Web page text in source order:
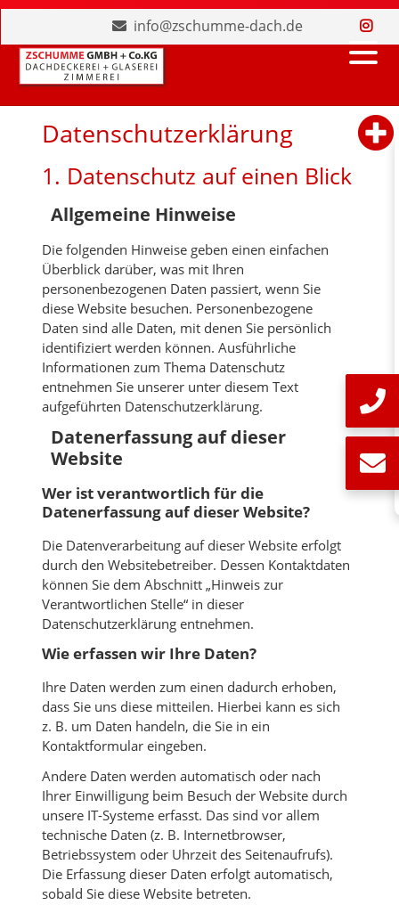
info@zschumme-dach.de
Datenschutz­erklärung
1. Datenschutz auf einen Blick
Allgemeine Hinweise
Die folgenden Hinweise geben einen einfachen
Überblick darüber, was mit Ihren
personenbezogenen Daten passiert, wenn Sie
diese Website besuchen. Personenbezogene
Daten sind alle Daten, mit denen Sie persönlich
identifiziert werden können. Ausführliche
Informationen zum Thema Datenschutz
entnehmen Sie unserer unter diesem Text
aufgeführten Datenschutzerklärung.
Datenerfassung auf dieser
Website
Wer ist verantwortlich für die
Datenerfassung auf dieser Website?
Die Datenverarbeitung auf dieser Website erfolgt
durch den Websitebetreiber. Dessen Kontaktdaten
können Sie dem Abschnitt „Hinweis zur
Verantwortlichen Stelle“ in dieser
Datenschutzerklärung entnehmen.
Wie erfassen wir Ihre Daten?
Ihre Daten werden zum einen dadurch erhoben,
dass Sie uns diese mitteilen. Hierbei kann es sich
z. B. um Daten handeln, die Sie in ein
Kontaktformular eingeben.
Andere Daten werden automatisch oder nach
Ihrer Einwilligung beim Besuch der Website durch
unsere IT-Systeme erfasst. Das sind vor allem
technische Daten (z. B. Internetbrowser,
Betriebssystem oder Uhrzeit des Seitenaufrufs).
Die Erfassung dieser Daten erfolgt automatisch,
sobald Sie diese Website betreten.